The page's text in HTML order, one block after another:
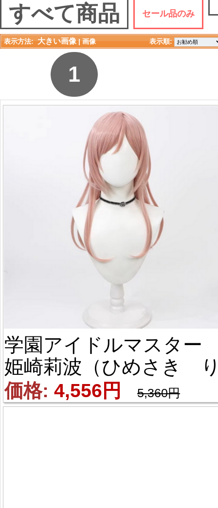
すべて商品 セール品のみ
表示方法: 大きい画像 | 画像 表示順:
1
学園アイドルマスタ
姫崎莉波（ひめさき
なみ）風 コスプレウィ
グ
価格: 4,556円 5,360円